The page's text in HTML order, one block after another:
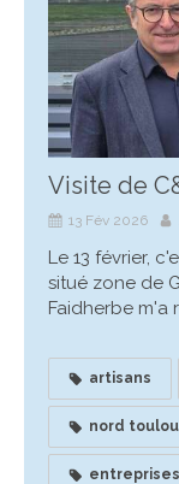
Visite de
13 Fév 2026
Le 13 février,
situé zone de
Faidherbe m'a
artisans
nord
entreprises